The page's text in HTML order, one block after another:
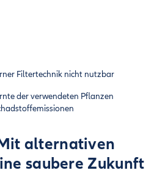
Filtertechnik nicht nutzbar
der verwendeten Pflanzen
alternativen
saubere Zukunft